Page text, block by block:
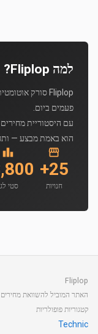
למה Fliplop?
פעמים ביום.
עם היסטוריית
הוא באמת מבצע —
25+
חנויות סטי
Fliplop
האתר המוביל להשוואת מחירים
קטגוריות פופולריות
Technic